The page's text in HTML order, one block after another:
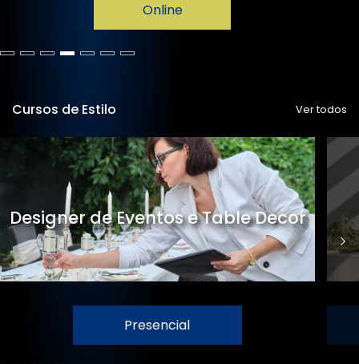
Online
Cursos de Estilo Ver todos
Designer de Eventos e Table Decor
Presencial